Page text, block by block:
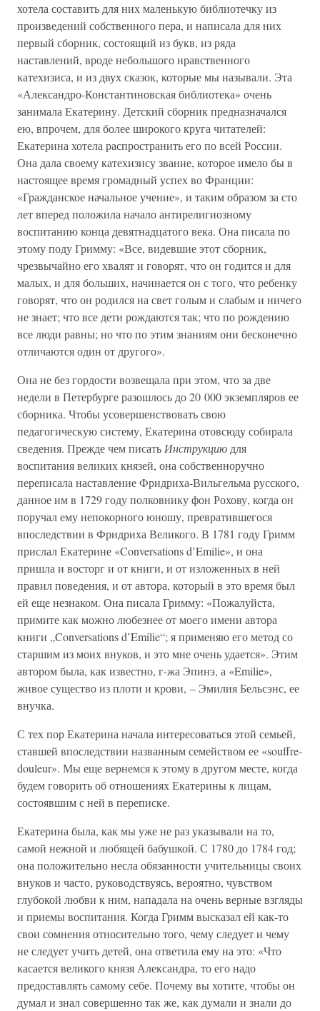
хотела составить для них маленькую библиотечку из
произведений собственного пера, и написала для них
первый сборник, состоящий из букв, из ряда
наставлений, вроде небольшого нравственного
катехизиса, и из двух сказок, которые мы называли. Эта
«Александро-Константиновская библиотека» очень
занимала Екатерину. Детский сборник предназначался
ею, впрочем, для более широкого круга читателей:
Екатерина хотела распространить его по всей России.
Она дала своему катехизису звание, которое имело бы в
настоящее время громадный успех во Франции:
«Гражданское начальное учение», и таким образом за сто
лет вперед положила начало антирелигиозному
воспитанию конца девятнадцатого века. Она писала по
этому поду Гримму: «Все, видевшие этот сборник,
чрезвычайно его хвалят и говорят, что он годится и для
малых, и для больших, начинается он с того, что ребенку
говорят, что он родился на свет голым и слабым и ничего
не знает; что все дети рождаются так; что по рождению
все люди равны; но что по этим знаниям они бесконечно
отличаются один от другого».
Она не без гордости возвещала при этом, что за две
недели в Петербурге разошлось до 20 000 экземпляров ее
сборника. Чтобы усовершенствовать свою
педагогическую систему, Екатерина отовсюду собирала
сведения. Прежде чем писать Инструкцию для
воспитания великих князей, она собственноручно
переписала наставление Фридриха-Вильгельма русского,
данное им в 1729 году полковнику фон Рохову, когда он
поручал ему непокорного юношу, превратившегося
впоследствии в Фридриха Великого. В 1781 году Гримм
прислал Екатерине «Conversations d’Emilie», и она
пришла и восторг и от книги, и от изложенных в ней
правил поведения, и от автора, который в это время был
ей еще незнаком. Она писала Гримму: «Пожалуйста,
примите как можно любезнее от моего имени автора
книги „Conversations d’Emilie“; я применяю его метод со
старшим из моих внуков, и это мне очень удается». Этим
автором была, как известно, г-жа Эпинэ, а «Emilie»,
живое существо из плоти и крови, – Эмилия Бельсэнс, ее
внучка.
С тех пор Екатерина начала интересоваться этой семьей,
ставшей впоследствии названным семейством ее «souffre-
douleur». Мы еще вернемся к этому в другом месте, когда
будем говорить об отношениях Екатерины к лицам,
состоявшим с ней в переписке.
Екатерина была, как мы уже не раз указывали на то,
самой нежной и любящей бабушкой. С 1780 до 1784 год;
она положительно несла обязанности учительницы своих
внуков и часто, руководствуясь, вероятно, чувством
глубокой любви к ним, нападала на очень верные взгляды
и приемы воспитания. Когда Гримм высказал ей как-то
свои сомнения относительно того, чему следует и чему
не следует учить детей, она ответила ему на это: «Что
касается великого князя Александра, то его надо
предоставлять самому себе. Почему вы хотите, чтобы он
думал и знал совершенно так же, как думали и знали до